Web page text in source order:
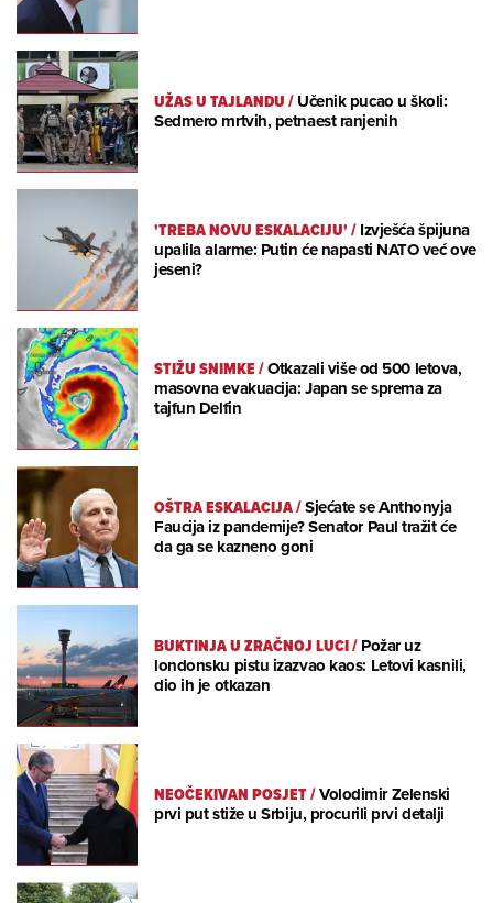
UŽAS U TAJLANDU/Učenik pucao u školi:
Sedmero mrtvih, petnaest ranjenih
'TREBA NOVU ESKALACIJU'/Izvješća špijuna
upalila alarme: Putin će napasti NATO već ove
jeseni?
STIŽU SNIMKE/Otkazali više od 500 letova,
masovna evakuacija: Japan se sprema za
tajfun Delfin
OŠTRA ESKALACIJA/Sjećate se Anthonyja
Faucija iz pandemije? Senator Paul tražit će
da ga se kazneno goni
BUKTINJA U ZRAČNOJ LUCI/Požar uz
londonsku pistu izazvao kaos: Letovi kasnili,
dio ih je otkazan
NEOČEKIVAN POSJET/Volodimir Zelenski
prvi put stiže u Srbiju, procurili prvi detalji